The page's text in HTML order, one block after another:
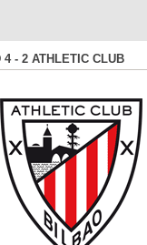
- 2 ATHLETIC CLUB